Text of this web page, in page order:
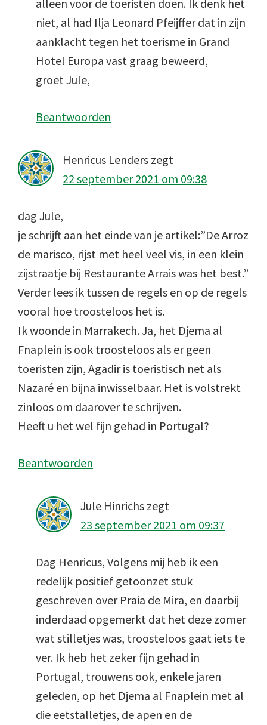
alleen voor de toeristen doen. Ik denk het
niet, al had Ilja Leonard Pfeijffer dat in zijn
aanklacht tegen het toerisme in Grand
Hotel Europa vast graag beweerd,
groet Jule,
Beantwoorden
Henricus Lenders zegt
22 september 2021 om 09:38
dag Jule,
je schrijft aan het einde van je artikel:”De Arroz
de marisco, rijst met heel veel vis, in een klein
zijstraatje bij Restaurante Arrais was het best.”
Verder lees ik tussen de regels en op de regels
vooral hoe troosteloos het is.
Ik woonde in Marrakech. Ja, het Djema al
Fnaplein is ook troosteloos als er geen
toeristen zijn, Agadir is toeristisch net als
Nazaré en bijna inwisselbaar. Het is volstrekt
zinloos om daarover te schrijven.
Heeft u het wel fijn gehad in Portugal?
Beantwoorden
Jule Hinrichs zegt
23 september 2021 om 09:37
Dag Henricus, Volgens mij heb ik een
redelijk positief getoonzet stuk
geschreven over Praia de Mira, en daarbij
inderdaad opgemerkt dat het deze zomer
wat stilletjes was, troosteloos gaat iets te
ver. Ik heb het zeker fijn gehad in
Portugal, trouwens ook, enkele jaren
geleden, op het Djema al Fnaplein met al
die eetstalletjes, de apen en de